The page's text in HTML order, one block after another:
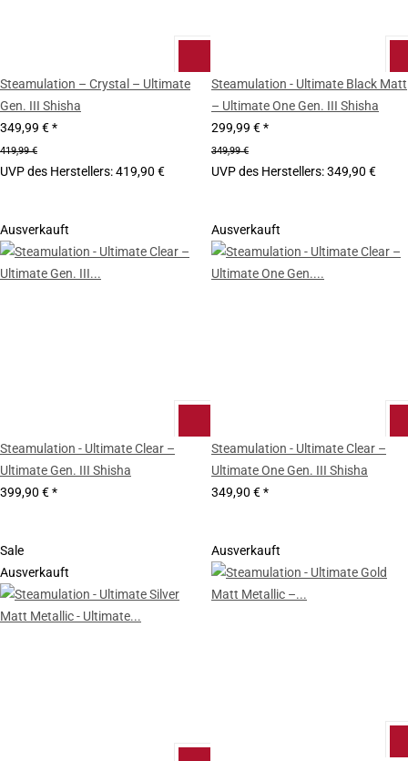
Steamulation – Crystal – Ultimate
Gen. III Shisha
349,99 €*
419,99 €
UVP des Herstellers:419,90 €
Steamulation - Ultimate Black Matt
– Ultimate One Gen. III Shisha
299,99 €*
349,99 €
UVP des Herstellers:349,90 €
Ausverkauft
Steamulation - Ultimate Clear –
Ultimate Gen. III Shisha
399,90 €*
Ausverkauft
Steamulation - Ultimate Clear –
Ultimate One Gen. III Shisha
349,90 €*
Sale
Ausverkauft
Ausverkauft